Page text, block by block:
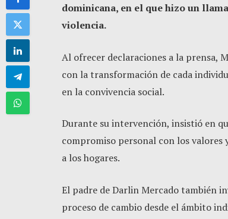
dominicana, en el que hizo un
violencia.
Al ofrecer declaraciones a la prensa,
con la transformación de cada
en la convivencia social.
Durante su intervención, insistió en
compromiso personal con los valores
a los hogares.
El padre de Darlin Mercado también
proceso de cambio desde el ámbito